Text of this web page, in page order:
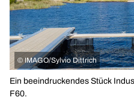
© IMAGO/Sylvio Dittrich
Ein beeindruckendes Stück
F60.